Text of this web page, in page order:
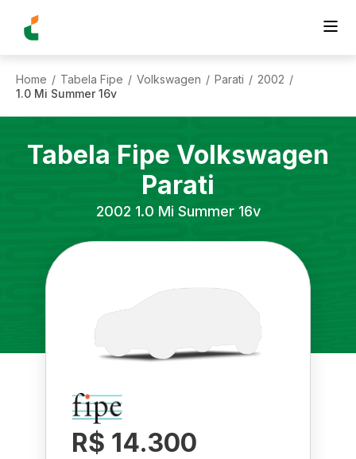
Home / Tabela Fipe / Volkswagen / Parati / 2002 /
1.0 Mi Summer 16v
Tabela Fipe Volkswagen
Parati
2002 1.0 Mi Summer 16v
R$ 14.300